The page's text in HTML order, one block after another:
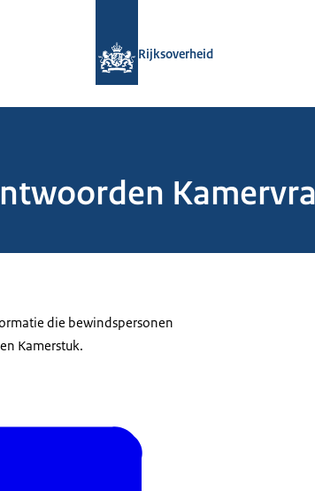
Rijksoverheid
die bewindspersonen
Kamerstuk.